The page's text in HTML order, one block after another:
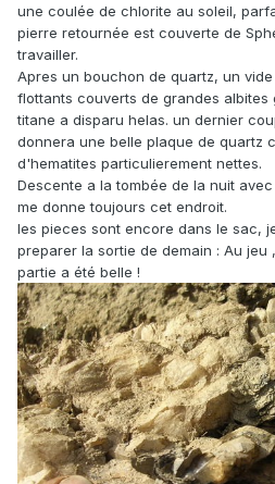
une coulée de chlorite au soleil,
pierre retournée est couverte de
travailler.
Apres un bouchon de quartz, un
flottants couverts de grandes albites
titane a disparu helas. un dernier
donnera une belle plaque de quartz
d'hematites particulierement nettes.
Descente a la tombée de la nuit
me donne toujours cet endroit.
les pieces sont encore dans le sac,
preparer la sortie de demain : Au jeu
partie a été belle !